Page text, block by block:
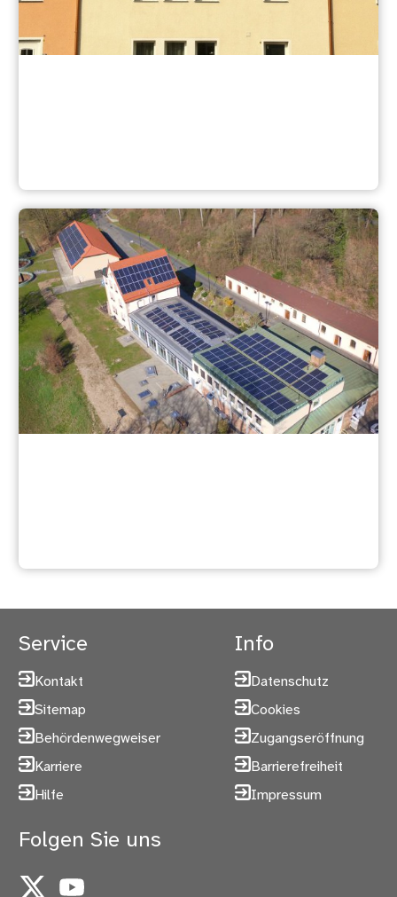
Service
Kontakt
Sitemap
Behördenwegweiser
Karriere
Hilfe
Info
Datenschutz
Cookies
Zugangseröffnung
Barrierefreiheit
Impressum
Folgen Sie uns
X YouTube